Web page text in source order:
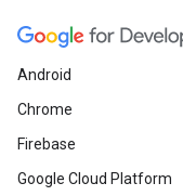
Android
Chrome
Firebase
Google Cloud Platform